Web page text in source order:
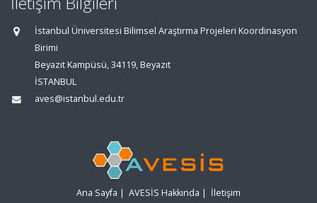
İstanbul Üniversitesi Bilimsel Araştırma Projeleri Koordinasyon
Birimi
Beyazıt Kampüsü, 34119, Beyazıt
İSTANBUL
aves@istanbul.edu.tr
Ana Sayfa | AVESİS Hakkında | İletişim